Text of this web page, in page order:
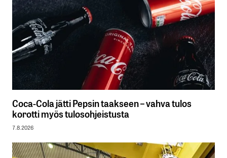
Coca-Cola jätti Pepsin taakseen – vahva tulos
korotti myös tulosohjeistusta
7.8.2026